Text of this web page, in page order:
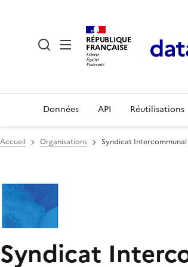
RÉPUBLIQUE
FRANÇAISE
Données API Réutilisations
Accueil Organisations Syndicat Intercommunal
Syndicat